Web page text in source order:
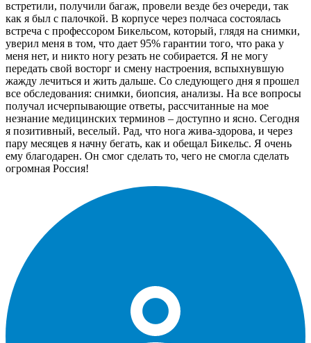
встретили, получили багаж, провели везде без очереди, так
как я был с палочкой. В корпусе через полчаса состоялась
встреча с профессором Бикельсом, который, глядя на снимки,
уверил меня в том, что дает 95% гарантии того, что рака у
меня нет, и никто ногу резать не собирается. Я не могу
передать свой восторг и смену настроения, вспыхнувшую
жажду лечиться и жить дальше. Со следующего дня я прошел
все обследования: снимки, биопсия, анализы. На все вопросы
получал исчерпывающие ответы, рассчитанные на мое
незнание медицинских терминов – доступно и ясно. Сегодня
я позитивный, веселый. Рад, что нога жива-здорова, и через
пару месяцев я начну бегать, как и обещал Бикельс. Я очень
ему благодарен. Он смог сделать то, чего не смогла сделать
огромная Россия!